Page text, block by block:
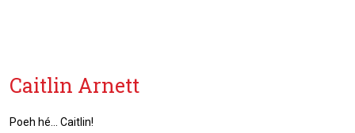
Caitlin Arnett
Poeh hé... Caitlin!